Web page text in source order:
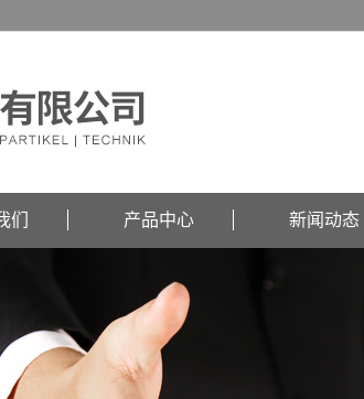
们 产品中心 新闻动态